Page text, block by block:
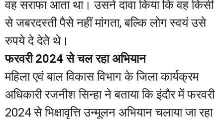
वह सराफा आता था। उसने दावा किया कि वह किसी
से जबरदस्ती पैसे नहीं मांगता, बल्कि लोग स्वयं उसे
रुपये दे देते थे।
फरवरी 2024 से चल रहा अभियान
महिला एवं बाल विकास विभाग के जिला कार्यक्रम
अधिकारी रजनीश सिन्हा ने बताया कि इंदौर में फरवरी
2024 से भिक्षावृत्ति उन्मूलन अभियान चलाया जा रहा